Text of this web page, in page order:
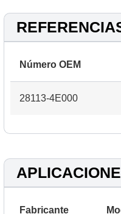
Número OEM
28113-4E000
Fabricante